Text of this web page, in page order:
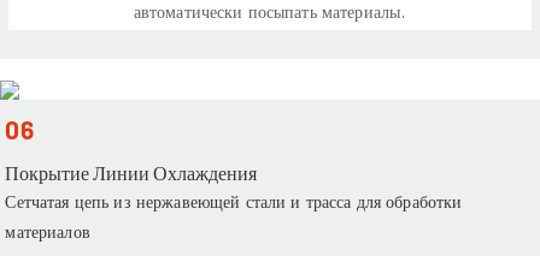
автоматически посыпать материалы.
06
Покрытие Линии Охлаждения
Сетчатая цепь из нержавеющей стали и трасса для обработки
материалов